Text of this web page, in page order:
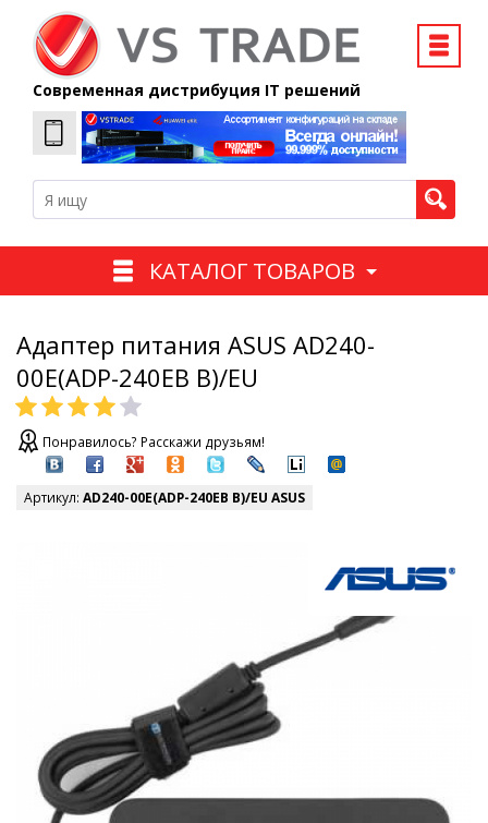
Современная дистрибуция IT решений
КАТАЛОГ ТОВАРОВ
Адаптер питания ASUS AD240-
00E(ADP-240EB B)/EU
Понравилось? Расскажи друзьям!
Артикул: AD240-00E(ADP-240EB B)/EU ASUS